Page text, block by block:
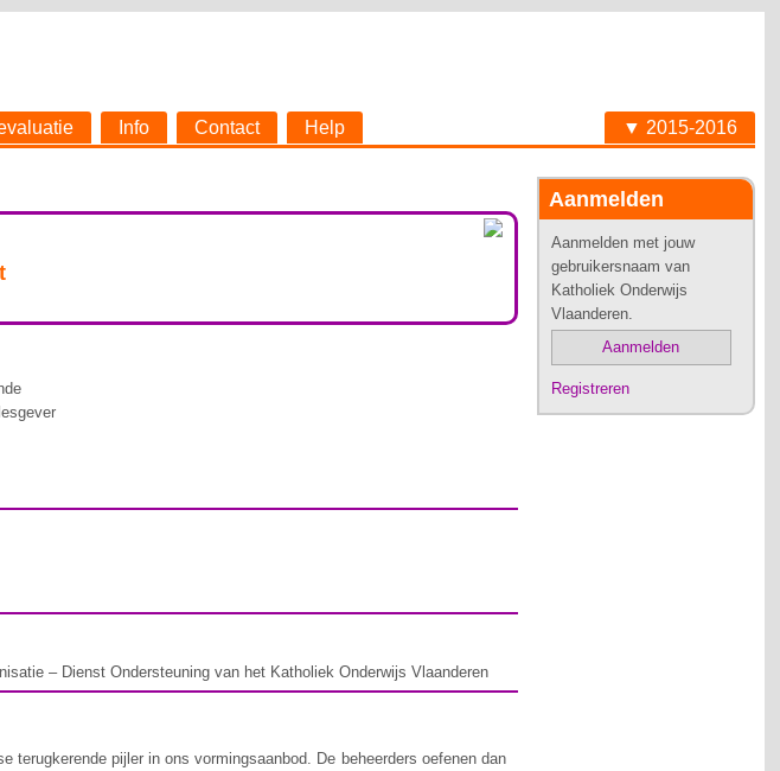
Info Contact Help ▼ 2015-2016
Aanmelden
Aanmelden met jouw
gebruikersnaam van
Katholiek Onderwijs
Vlaanderen.
Aanmelden
Registreren
– Dienst Ondersteuning van het Katholiek Onderwijs Vlaanderen
terugkerende pijler in ons vormingsaanbod. De beheerders oefenen dan